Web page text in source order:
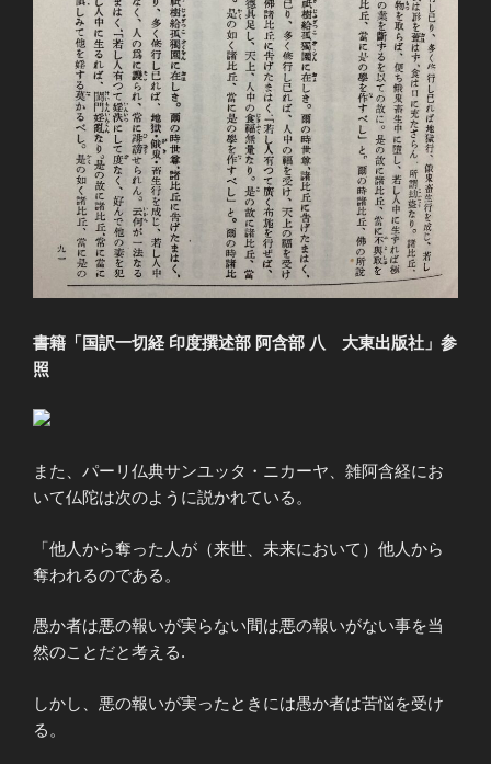
書籍「国訳一切経 印度撰述部 阿含部 八 大東出版社」参
照
また、パーリ仏典サンユッタ・ニカーヤ、雑阿含経にお
いて仏陀は次のように説かれている。
「他人から奪った人が（来世、未来において）他人から
奪われるのである。
愚か者は悪の報いが実らない間は悪の報いがない事を当
然のことだと考える.
しかし、悪の報いが実ったときには愚か者は苦悩を受け
る。